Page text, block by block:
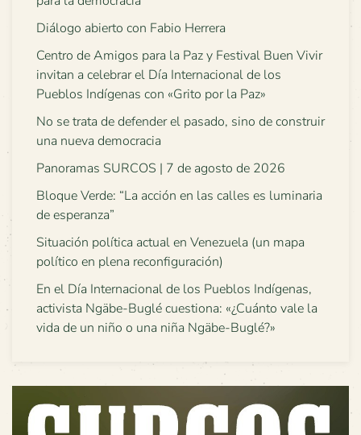
Diálogo abierto con Fabio Herrera
Centro de Amigos para la Paz y Festival Buen Vivir
invitan a celebrar el Día Internacional de los
Pueblos Indígenas con «Grito por la Paz»
No se trata de defender el pasado, sino de construir
una nueva democracia
Panoramas SURCOS | 7 de agosto de 2026
Bloque Verde: “La acción en las calles es luminaria
de esperanza”
Situación política actual en Venezuela (un mapa
político en plena reconfiguración)
En el Día Internacional de los Pueblos Indígenas,
activista Ngäbe-Buglé cuestiona: «¿Cuánto vale la
vida de un niño o una niña Ngäbe-Buglé?»